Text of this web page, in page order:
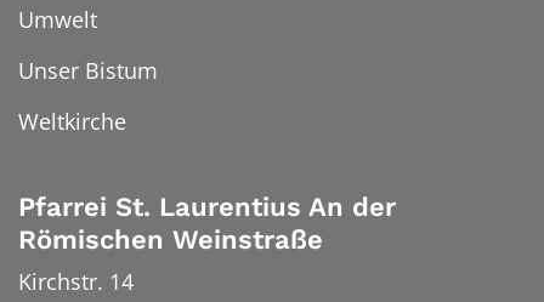
Umwelt
Unser Bistum
Weltkirche
Pfarrei St. Laurentius An der
Römischen Weinstraße
Kirchstr. 14